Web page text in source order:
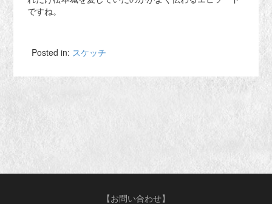
ですね。
Posted in: スケッチ
【お問い合わせ】